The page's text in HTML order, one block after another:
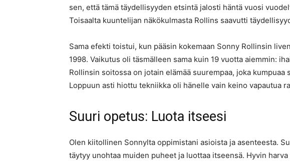
sen, että tämä täydellisyyden etsintä jalosti häntä vuosi
Toisaalta kuuntelijan näkökulmasta Rollins saavutti
Sama efekti toistui, kun pääsin kokemaan Sonny Rollinsin
1998. Vaikutus oli täsmälleen sama kuin 19 vuotta aiemmin:
Rollinsin soitossa on jotain elämää suurempaa, joka kumpuaa
Loppuun asti hiottu tekniikka oli hänelle vain keino vapautua
Suuri opetus: Luota itseesi
Olen kiitollinen Sonnylta oppimistani asioista ja asenteesta.
täytyy unohtaa muiden puheet ja luottaa itseensä. Hyvin